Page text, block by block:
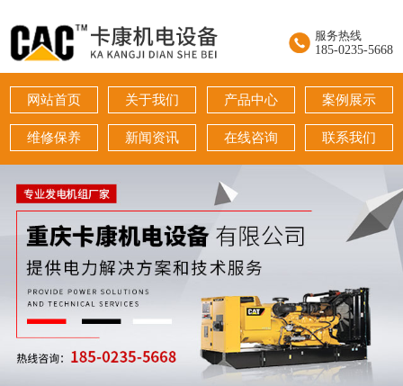
服务热线
185-0235-5668
网站首页 关于我们 产品中心 案例展示
维修保养 新闻资讯 在线咨询 联系我们